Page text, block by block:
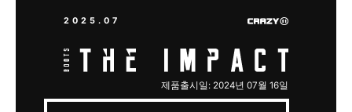
2025.07
제품출시일: 2024년 07월 16일